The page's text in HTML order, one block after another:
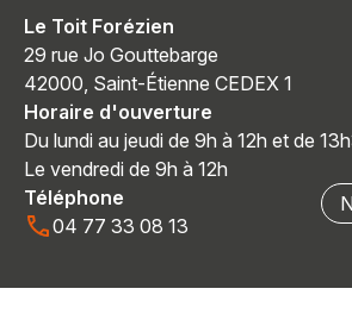
Le Toit Forézien
29 rue Jo Gouttebarge
42000, Saint-Étienne CEDEX 1
Horaire d'ouverture
Du lundi au jeudi de 9h à 12h et de
Le vendredi de 9h à 12h
Téléphone
04 77 33 08 13